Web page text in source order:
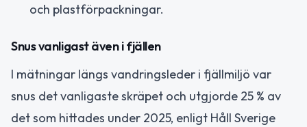
och plastförpackningar.
Snus vanligast även i fjällen
I mätningar längs vandringsleder i fjällmiljö var
snus det vanligaste skräpet och utgjorde 25 % av
det som hittades under 2025, enligt Håll Sverige